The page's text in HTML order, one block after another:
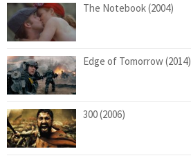
The Notebook (2004)
Edge of Tomorrow (2014)
300 (2006)